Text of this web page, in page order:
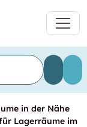
in der Nähe
Lagerräume im